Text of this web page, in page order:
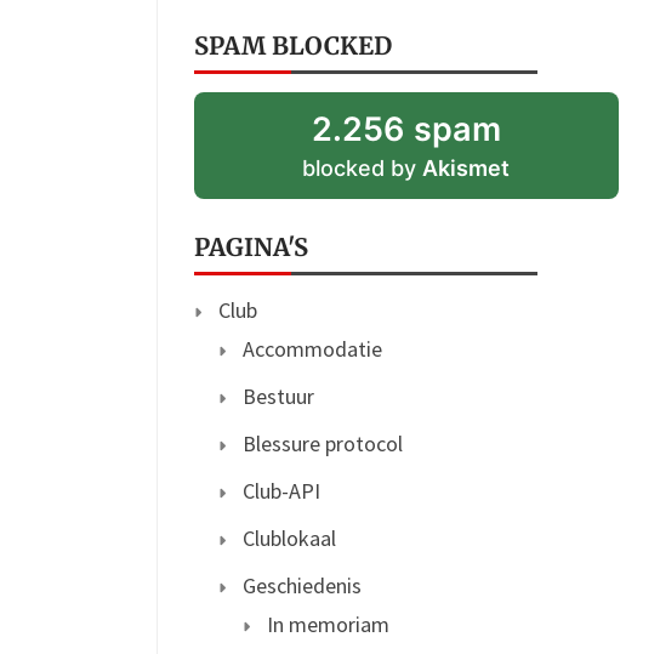
SPAM BLOCKED
2.256 spam
blocked byAkismet
PAGINA'S
Club
Accommodatie
Bestuur
Blessure protocol
Club-API
Clublokaal
Geschiedenis
In memoriam